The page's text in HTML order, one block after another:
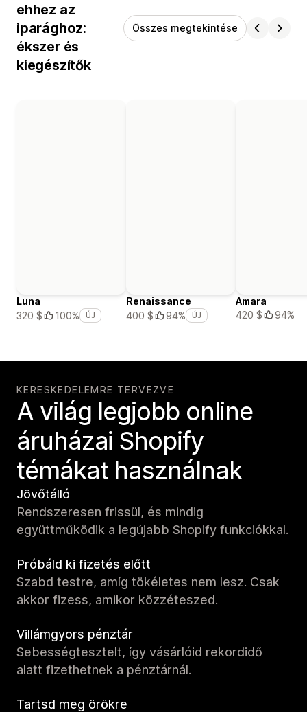
ehhez az
iparághoz:
ékszer és
kiegészítők
Összes megtekintése
Luna
320 $
100% ÚJ
Renaissance
400 $
94% ÚJ
Amara
420 $
94%
KERESKEDELEMRE TERVEZVE
A világ legjobb online
áruházai Shopify
témákat használnak
Jövőtálló
Rendszeresen frissül, és mindig
együttműködik a legújabb Shopify funkciókkal.
Próbáld ki fizetés előtt
Szabd testre, amíg tökéletes nem lesz. Csak
akkor fizess, amikor közzéteszed.
Villámgyors pénztár
Sebességtesztelt, így vásárlóid rekordidő
alatt fizethetnek a pénztárnál.
Tartsd meg örökre